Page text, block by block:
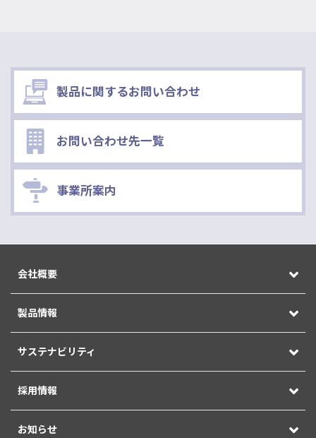
製品に関するお問い合わせ
お問い合わせ先一覧
事業所案内
会社概要
製品情報
サステナビリティ
採用情報
お知らせ